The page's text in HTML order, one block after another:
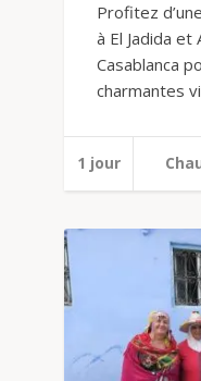
Profitez
à El Jadida
Casablanca
charmantes
1 jour